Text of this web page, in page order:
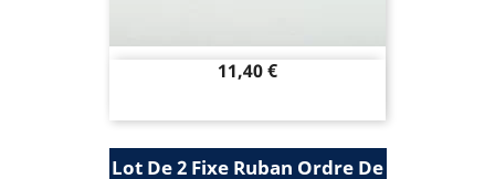
Prix
11,40 €
Lot De 2 Fixe Ruban Ordre De